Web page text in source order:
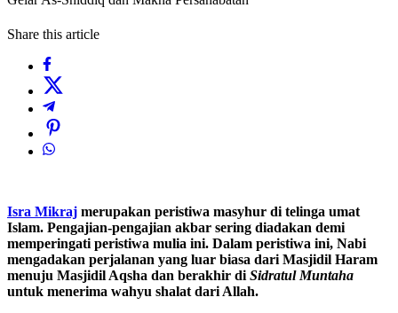
Share this article
Isra Mikraj merupakan peristiwa masyhur di telinga umat
Islam. Pengajian-pengajian akbar sering diadakan demi
memperingati peristiwa mulia ini. Dalam peristiwa ini, Nabi
mengadakan perjalanan yang luar biasa dari Masjidil Haram
menuju Masjidil Aqsha dan berakhir di Sidratul Muntaha
untuk menerima wahyu shalat dari Allah.